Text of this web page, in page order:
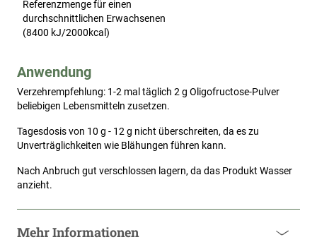
Referenzmenge für einen
durchschnittlichen Erwachsenen
(8400 kJ/2000kcal)
Anwendung
Verzehrempfehlung: 1-2 mal täglich 2 g Oligofructose-Pulver
beliebigen Lebensmitteln zusetzen.
Tagesdosis von 10 g - 12 g nicht überschreiten, da es zu
Unverträglichkeiten wie Blähungen führen kann.
Nach Anbruch gut verschlossen lagern, da das Produkt Wasser
anzieht.
Mehr Informationen